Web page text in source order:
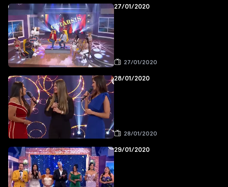
27/01/2020
27/01/2020
28/01/2020
28/01/2020
29/01/2020